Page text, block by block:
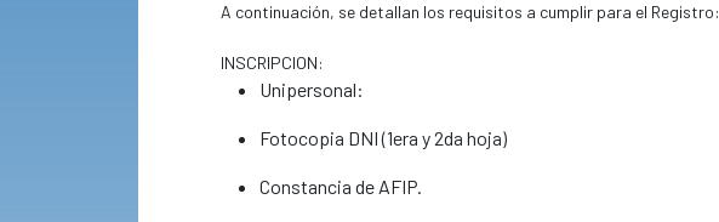
A continuación, se detallan los requisitos a cumplir para el Registro:
INSCRIPCION:
Unipersonal:
Fotocopia DNI (1era y 2da hoja)
Constancia de AFIP.